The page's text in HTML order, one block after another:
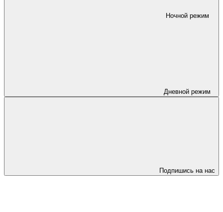
Ночной режим
Дневной режим
Подпишись на нас